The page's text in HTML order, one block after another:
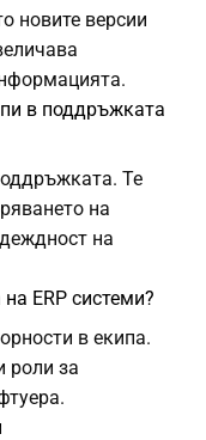
новите версии
в поддръжката
Те
на
на
ERP системи?
в екипа.
роли за